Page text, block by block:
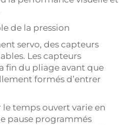
de la pression
servo, des capteurs
Les capteurs
fin du pliage avant que
formés d’entrer
le temps ouvert varie en
pause programmés